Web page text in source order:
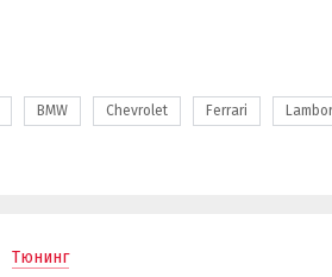
BMW Chevrolet Ferrari
Тюнинг